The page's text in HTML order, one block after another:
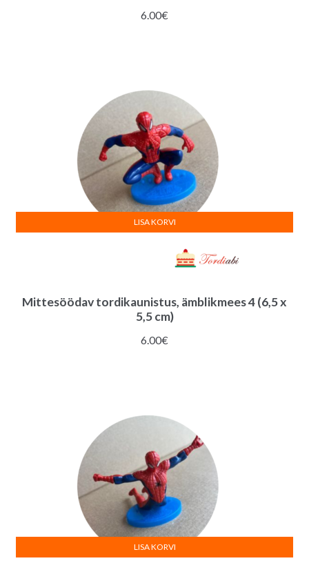
6.00€
Mittesöödav tordikaunistus, ämblikmees 4 (6,5 x
5,5 cm)
6.00€
LISA KORVI
LISA KORVI